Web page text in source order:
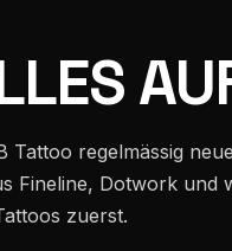
/ 252
Tattoo regelmässig
Fineline, Dotwork und
zuerst.